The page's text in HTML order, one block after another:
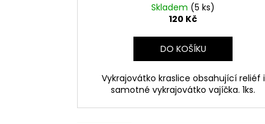
Skladem (5 ks)
120 Kč
DO KOŠÍKU
Vykrajovátko kraslice obsahující reliéf i
samotné vykrajovátko vajíčka. 1ks.